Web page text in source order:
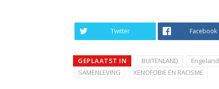
Twitter Facebook
GEPLAATST IN BUITENLAND Engeland
SAMENLEVING
XENOFOBIE EN RACISME